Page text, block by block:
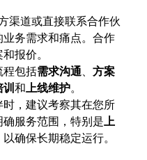
渠道或直接联系合作伙
务需求和痛点。合作
报价。
程包括需求沟通、方案
训和上线维护。
时，建议考察其在您所
确服务范围，特别是上
以确保长期稳定运行。